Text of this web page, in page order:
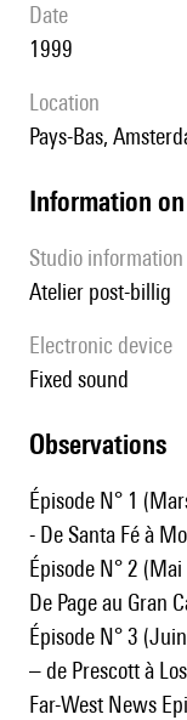
date
1999
location
Pays-Bas,
Information
Studio information
Atelier post-billig
Electronic device
fixed sound
observations
Épisode N° 1
- De Santa Fé à
Épisode N° 2
De Page au Gran
Épisode N° 3
– de Prescott à
Far-West News